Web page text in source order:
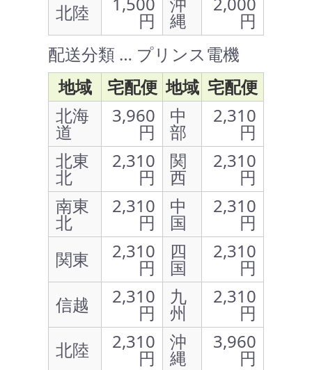
北陸
円 縄
円
配送分類 … プリンス電機
地域
宅配便 地域 宅配便
北海
道
3,960
円
中
部
2,310
円
北東
北
2,310
円
関
西
2,310
円
南東
北
2,310
円
中
国
2,310
円
関東
2,310
円
四
国
2,310
円
信越
2,310
円
九
州
2,310
円
北陸
2,310
円
沖
縄
3,960
円